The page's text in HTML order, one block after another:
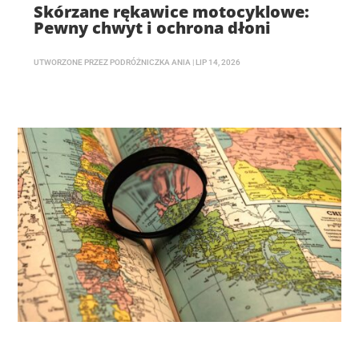
Skórzane rękawice motocyklowe:
Pewny chwyt i ochrona dłoni
UTWORZONE PRZEZ PODRÓŻNICZKA ANIA LIP 14, 2026